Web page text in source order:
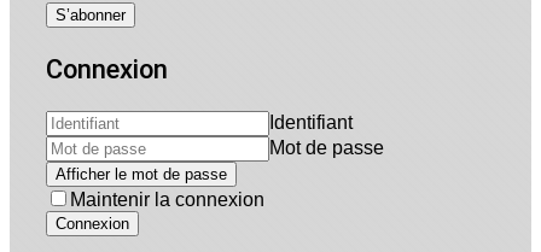
Connexion
Identifiant
Mot de passe
Afficher le mot de passe
Maintenir la connexion
Connexion